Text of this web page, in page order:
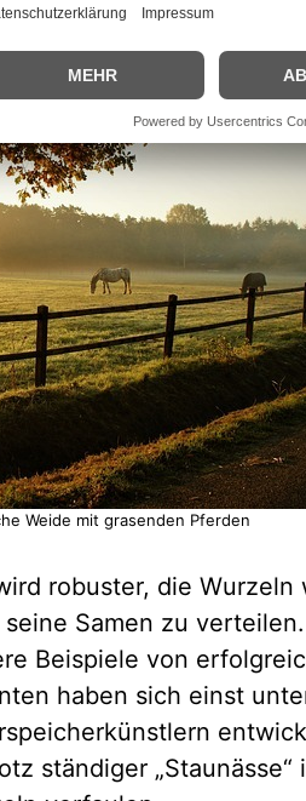
Weide mit grasenden Pferden
robuster, die
Samen zu
Beispiele von
haben sich einst
ständiger